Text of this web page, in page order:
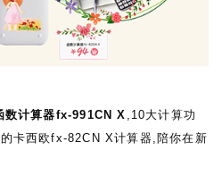
数计算器fx-991CN X 10大计算功
卡西欧fx-82CN X计算器 陪你在新